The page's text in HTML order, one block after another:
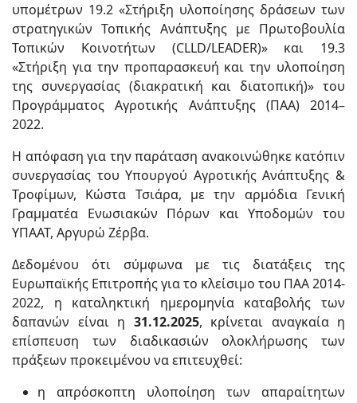
υπομέτρων 19.2 «Στήριξη υλοποίησης δράσεων των
στρατηγικών Τοπικής Ανάπτυξης με Πρωτοβουλία
Τοπικών Κοινοτήτων (CLLD/LEADER)» και 19.3
«Στήριξη για την προπαρασκευή και την υλοποίηση
της συνεργασίας (διακρατική και διατοπική)» του
Προγράμματος Αγροτικής Ανάπτυξης (ΠΑΑ) 2014–
2022.
Η απόφαση για την παράταση ανακοινώθηκε κατόπιν
συνεργασίας του Υπουργού Αγροτικής Ανάπτυξης &
Τροφίμων, Κώστα Τσιάρα, με την αρμόδια Γενική
Γραμματέα Ενωσιακών Πόρων και Υποδομών του
ΥΠΑΑΤ, Αργυρώ Ζέρβα.
Δεδομένου ότι σύμφωνα με τις διατάξεις της
Ευρωπαϊκής Επιτροπής για το κλείσιμο του ΠΑΑ 2014-
2022, η καταληκτική ημερομηνία καταβολής των
δαπανών είναι η 31.12.2025, κρίνεται αναγκαία η
επίσπευση των διαδικασιών ολοκλήρωσης των
πράξεων προκειμένου να επιτευχθεί:
η απρόσκοπτη υλοποίηση των απαραίτητων